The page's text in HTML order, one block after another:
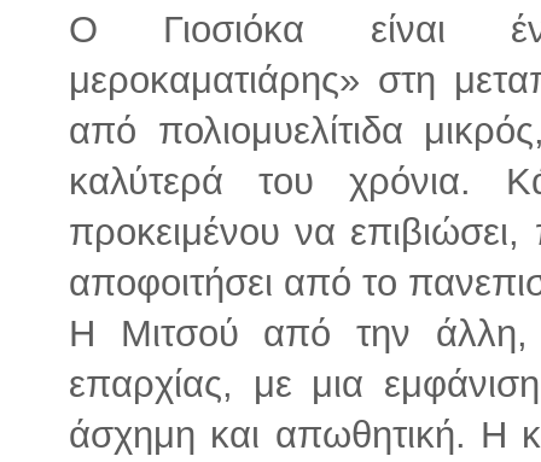
Ο Γιοσιόκα είναι
μεροκαματιάρης» στη
από πολιομυελίτιδα
καλύτερά του χρόνια.
προκειμένου να
αποφοιτήσει από το
Η Μιτσού από την άλλη,
επαρχίας, με μια
άσχημη και απωθητική. Η